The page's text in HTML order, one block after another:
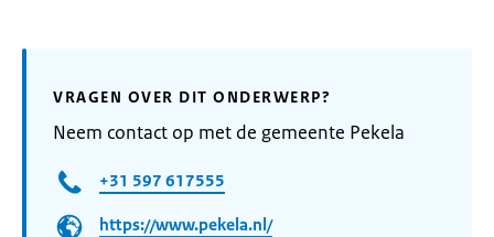
VRAGEN OVER DIT ONDERWERP?
Neem contact op met de gemeente Pekela
+31 597 617555
https://www.pekela.nl/